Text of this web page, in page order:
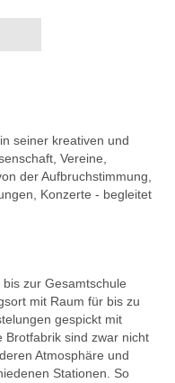
Impression von der
Szeniale e. V. /
seiner kreativen und
Vereine,
der Aufbruchstimmung,
Konzerte - begleitet
zur Gesamtschule
mit Raum für bis zu
gespickt mit
Brotfabrik sind zwar nicht
Atmosphäre und
Stationen. So